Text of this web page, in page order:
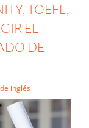
TOEFL,
EL
DE
inglés